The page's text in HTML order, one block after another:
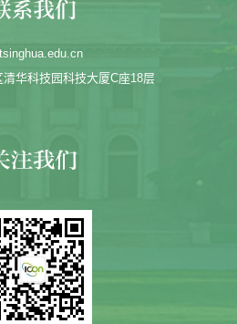
华科技园科技大厦C座18层